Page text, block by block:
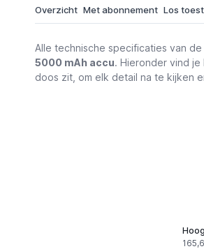
Overzicht Met abonnement Los
Alle technische specificaties van de
5000 mAh accu. Hieronder vind
doos zit, om elk detail na te kijken